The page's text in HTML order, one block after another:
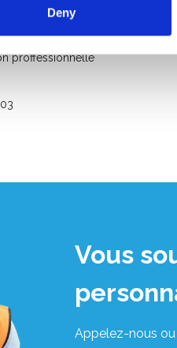
Deny
82 cm
proffessionnelle
Vous
Appelez-nous